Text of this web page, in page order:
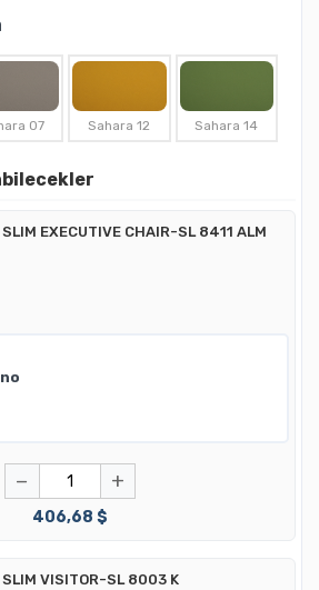
07 Sahara 12 Sahara 14
SLIM EXECUTIVE CHAIR-SL 8411 ALM
− +
406,68 $
SLIM VISITOR-SL 8003 K